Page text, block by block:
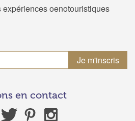
oenotouristiques
en contact